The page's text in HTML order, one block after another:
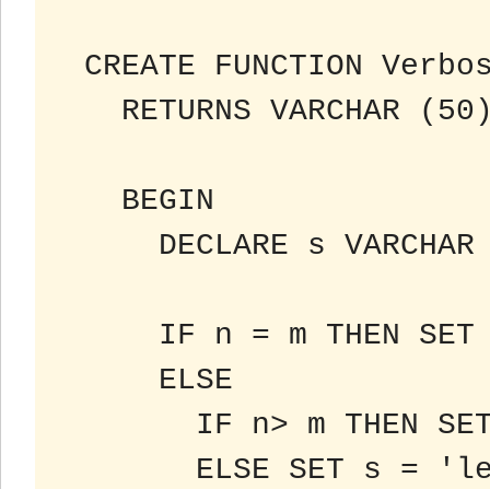
CREATE FUNCTION
RETURNS VARCHAR
BEGIN
DECLARE s
IF n = m THEN
ELSE
IF n> m THEN
ELSE SET s =